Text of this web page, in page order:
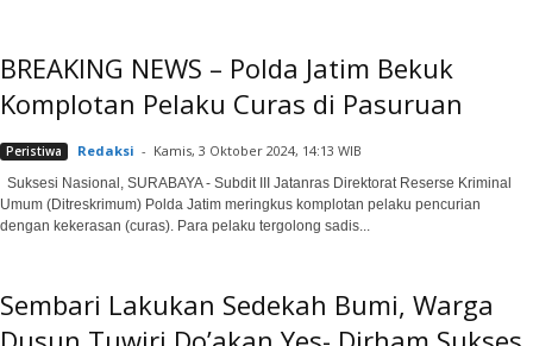
BREAKING NEWS – Polda Jatim Bekuk
Komplotan Pelaku Curas di Pasuruan
Peristiwa Redaksi - Kamis, 3 Oktober 2024, 14:13 WIB
Suksesi Nasional, SURABAYA - Subdit III Jatanras Direktorat Reserse Kriminal
Umum (Ditreskrimum) Polda Jatim meringkus komplotan pelaku pencurian
dengan kekerasan (curas). Para pelaku tergolong sadis...
Sembari Lakukan Sedekah Bumi, Warga